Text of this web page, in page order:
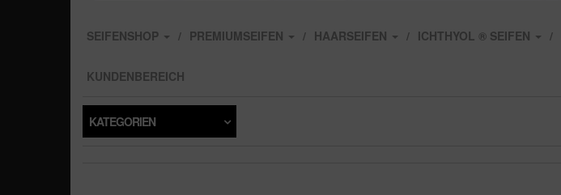
SEIFENSHOP PREMIUMSEIFEN HAARSEIFEN ICHTHYOL ® SEIFEN
KUNDENBEREICH
KATEGORIEN